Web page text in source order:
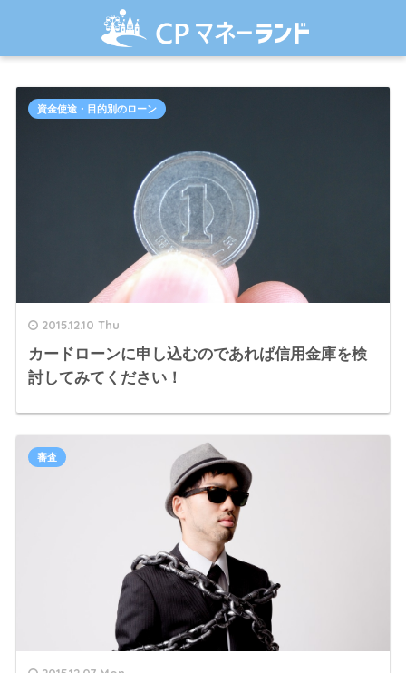
2015.12.10 Thu
カードローンに申し込むのであれば信用金庫を検
討してみてください！
資金使途・目的別のローン
審査